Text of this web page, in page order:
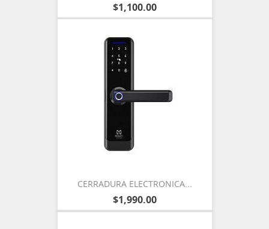
$1,100.00
CERRADURA ELECTRONICA...
$1,990.00